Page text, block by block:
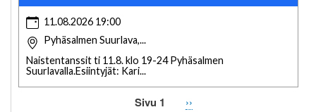
11.08.2026 19:00
Pyhäsalmen Suurlava,...
Naistentanssit ti 11.8. klo 19-24 Pyhäsalmen
Suurlavalla.Esiintyjät: Kari...
Sivu 1
Seuraava
››